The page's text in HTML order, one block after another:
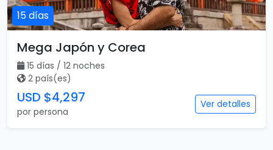
15 días
Mega Japón y Corea
15 días / 12 noches
2 país(es)
USD $4,297
por persona
Ver detalles